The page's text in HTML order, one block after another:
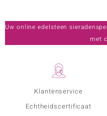
Klantenservice
Echtheidscertificaat
Uw online edelsteen
met